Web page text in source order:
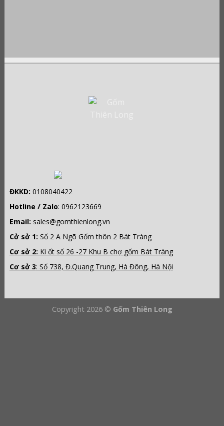
ĐKKD: 0108040422
Hotline / Zalo: 0962123669
Email: sales@gomthienlong.vn
Cở sở 1: Số 2 A Ngõ Gốm thôn 2 Bát Tràng
Cơ sở 2: Ki ốt số 26 -27 Khu B chợ gốm Bát Tràng
Cơ sở 3: Số 738, Đ.Quang Trung, Hà Đông, Hà Nội
Copyright 2026 © Gốm Thiên Long